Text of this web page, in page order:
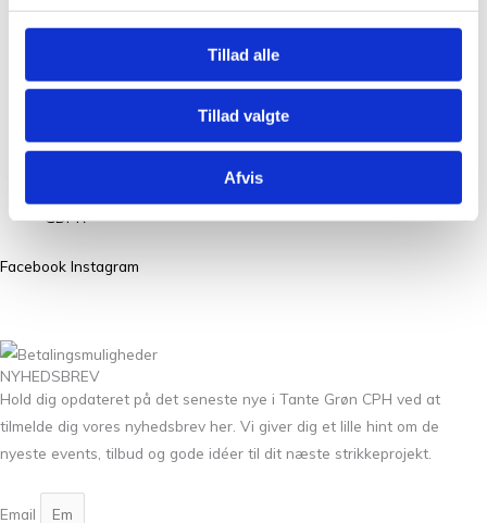
Tillad alle
Tillad valgte
Afvis
Kontakt
GDPR
Facebook Instagram
NYHEDSBREV
Hold dig opdateret på det seneste nye i Tante Grøn CPH ved at
tilmelde dig vores nyhedsbrev her. Vi giver dig et lille hint om de
nyeste events, tilbud og gode idéer til dit næste strikkeprojekt.
Email